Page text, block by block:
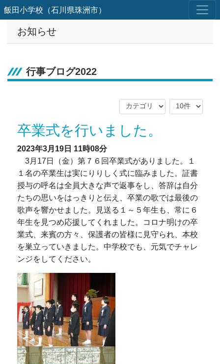
飯田小学校（石川県珠洲市）
お知らせ
行事ブログ2022
卒業式を行いました。
2023年3月19日 11時08分
3月17日（金）第７６回卒業式がありました。１
１名の卒業生は実にりりしく式に臨みました。証書
授与の呼名は全員大きな声で返事をし、答辞は自分
たちの思いをはっきりと伝え、卒業の歌では最後の
歌声を響かせました。見送る１～５年生も、常に６
年生を見つめ応援してくれました。コロナ明けの卒
業式、来賓の方々、保護者の皆様に見守られ、本校
を巣立っていきました。中学校でも、元気でチャレ
ンジをしてください。